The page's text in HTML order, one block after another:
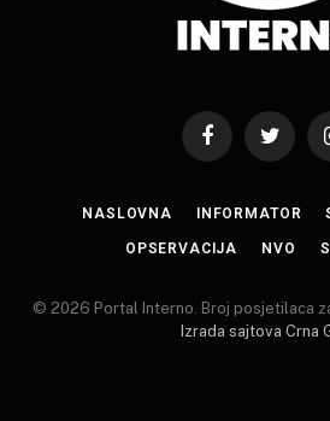
FacebookTwitter
NASLOVNA INFORMATOR
OPSERVACIJA NVO
© 2026 Portal Interno. Broj posjetilaca
Izrada sajtova Crna